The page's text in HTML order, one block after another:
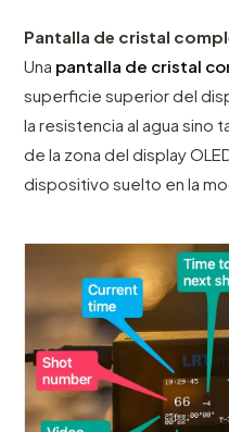
Pantalla de cristal
Una pantalla de cristal
superficie superior del
la resistencia al agua sino
de la zona del display
dispositivo suelto en la